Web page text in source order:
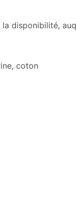
disponibilité,
coton